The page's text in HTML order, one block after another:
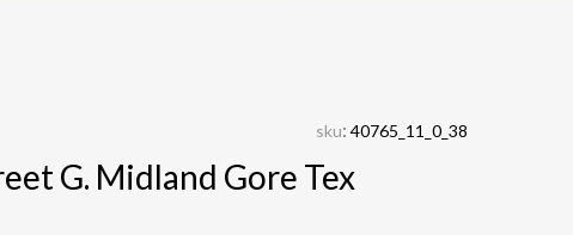
sku: 40765_11_0_38
G. Midland Gore Tex